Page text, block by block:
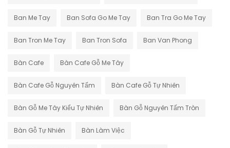
Ban Me Tay Ban Sofa Go Me Tay Ban Tra Go Me Tay
Ban Tron Me Tay Ban Tron Sofa Ban Van Phong
Bàn Cafe Bàn Cafe Gỗ Me Tây
Bàn Cafe Gỗ Nguyên Tấm Bàn Cafe Gỗ Tự Nhiên
Bàn Gỗ Me Tây Kiểu Tự Nhiên Bàn Gỗ Nguyên Tấm Tròn
Bàn Gỗ Tự Nhiên Bàn Làm Việc